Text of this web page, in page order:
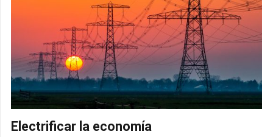
Electrificar la economía